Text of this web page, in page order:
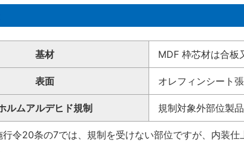
基材 MDF 枠芯材は合板
表面 オレフィンシート張
ルムアルデヒド規制 規制対象外部位製
行令20条の7では、規制を受けない部位ですが、内